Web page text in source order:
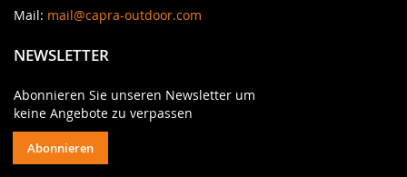
Mail: mail@capra-outdoor.com
NEWSLETTER
Abonnieren Sie unseren Newsletter um
keine Angebote zu verpassen
Abonnieren